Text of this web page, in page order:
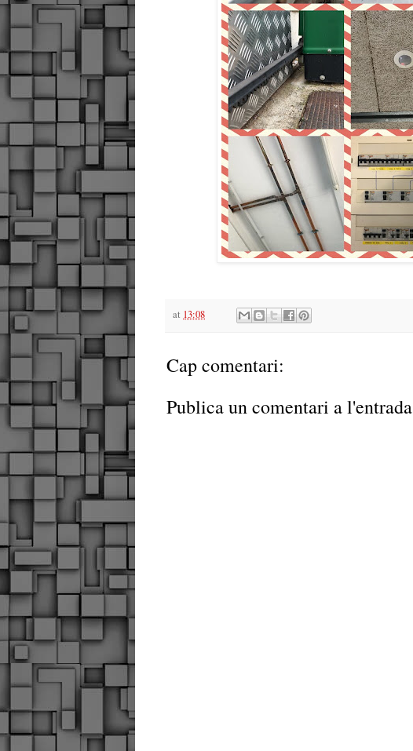
at 13:08
Cap comentari:
Publica un comentari a l'entrada